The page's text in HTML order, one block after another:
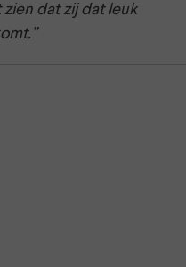
zien dat zij dat leuk